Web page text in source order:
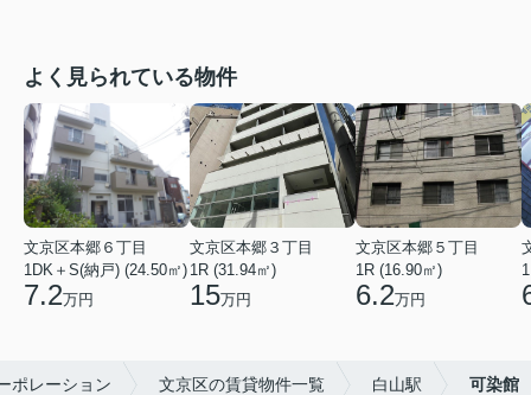
よく見られている物件
文京区本郷６丁目
1DK＋S(納戸) (24.50㎡)
7.2万円
文京区本郷３丁目
1R (31.94㎡)
15万円
文京区本郷５丁目
1R (16.90㎡)
6.2万円
ポレーション 文京区の賃貸物件一覧 白山駅 可染館